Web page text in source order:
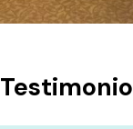
Testimonio